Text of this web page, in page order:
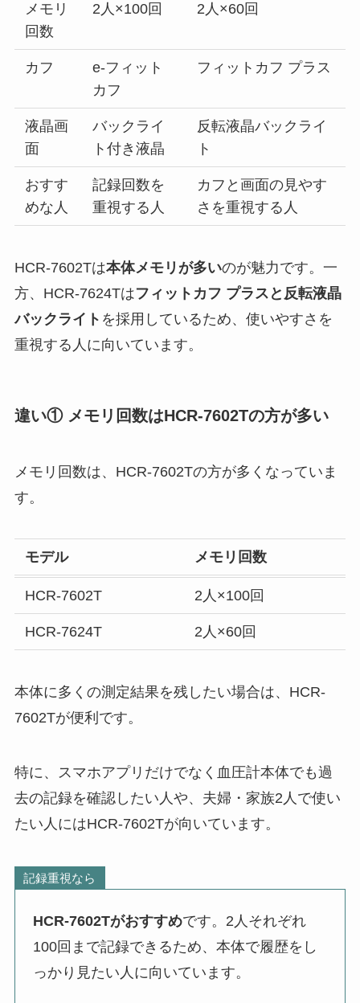
メモリ
回数
2人×100回 2人×60回
カフ
e-フィット
カフ
フィットカフ プラス
液晶画
面
バックライ
ト付き液晶
反転液晶バックライ
ト
おすす
めな人
記録回数を
重視する人
カフと画面の見やす
さを重視する人
HCR-7602Tは本体メモリが多いのが魅力です。一
方、HCR-7624Tはフィットカフ プラスと反転液晶
バックライト を採用しているため、使いやすさを
重視する人に向いています。
違い① メモリ回数はHCR-7602Tの方が多い
メモリ回数は、HCR-7602Tの方が多くなっていま
す。
モデル メモリ回数
HCR-7602T 2人×100回
HCR-7624T 2人×60回
本体に多くの測定結果を残したい場合は、HCR-
7602Tが便利です。
特に、スマホアプリだけでなく血圧計本体でも過
去の記録を確認したい人や、夫婦・家族2人で使い
たい人にはHCR-7602Tが向いています。
記録重視なら
HCR-7602Tがおすすめです。2人それぞれ
100回まで記録できるため、本体で履歴をし
っかり見たい人に向いています。